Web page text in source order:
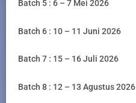
Batch 5 : 6 – 7 Mei 2026
Batch 6 : 10 – 11 Juni 2026
Batch 7 : 15 – 16 Juli 2026
Batch 8 : 12 – 13 Agustus 2026